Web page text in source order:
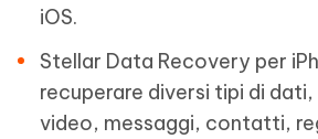
iOS.
Stellar Data Recovery per
recuperare diversi tipi di
video, messaggi, contatti,